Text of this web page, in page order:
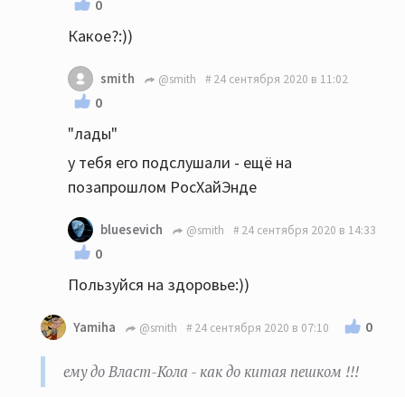
0
Какое?:))
smith @smith 24 сентября 2020 в 11:02
0
"лады"
у тебя его подслушали - ещё на
позапрошлом РосХайЭнде
bluesevich @smith 24 сентября 2020 в 14:33
0
Пользуйся на здоровье:))
Yamiha @smith 24 сентября 2020 в 07:10 0
ему до Власт-Кола - как до китая пешком !!!